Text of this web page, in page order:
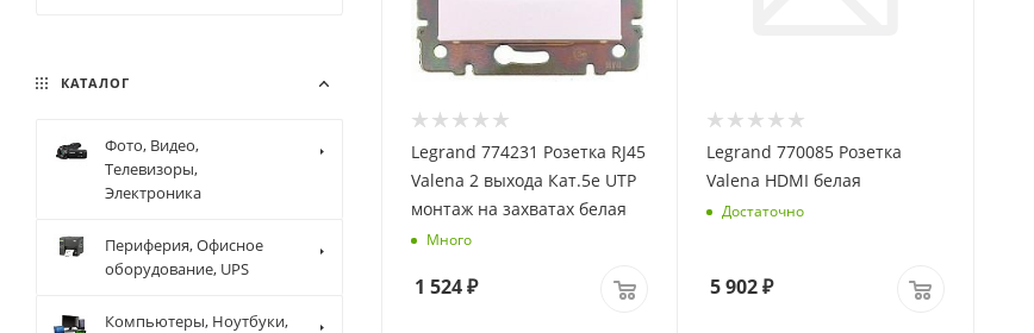
Legrand 774231 Розетка RJ45
Valena 2 выхода Кат.5e UTP
монтаж на захватах белая
Много
1 524₽
Legrand 770085 Розетка
Valena HDMI белая
Достаточно
5 902₽
КАТАЛОГ
Фото, Видео,
Телевизоры,
Электроника
Периферия, Офисное
оборудование, UPS
Компьютеры, Ноутбуки,